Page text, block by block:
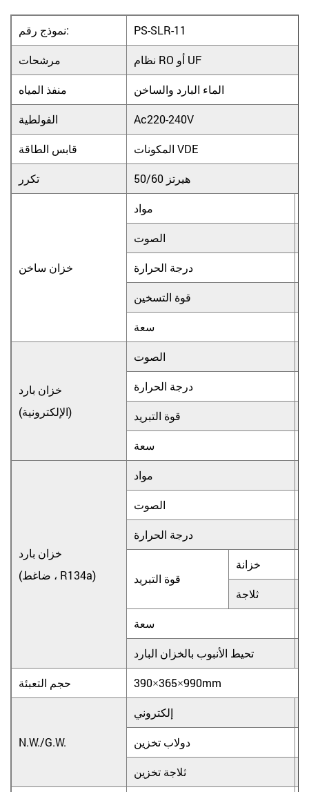
نموذج رقم: PS-SLR-11
مرشحات نظام RO أو UF
منفذ المياه الماء البارد والساخن
الفولطية Ac220-240V
قابس الطاقة المكونات VDE
تكرر 50/60 هيرتز
خزان ساخن
مواد
الصوت
درجة الحرارة
قوة التسخين
سعة
خزان بارد
(الإلكترونية)
الصوت
درجة الحرارة
قوة التبريد
سعة
خزان بارد
(ضاغط ، R134a)
مواد
الصوت
درجة الحرارة
قوة التبريد
خزانة
ثلاجة
سعة
تحيط الأنبوب بالخزان البارد
حجم التعبئة 390×365×990mm
N.W./G.W.
إلكتروني
دولاب تخزين
ثلاجة تخزين